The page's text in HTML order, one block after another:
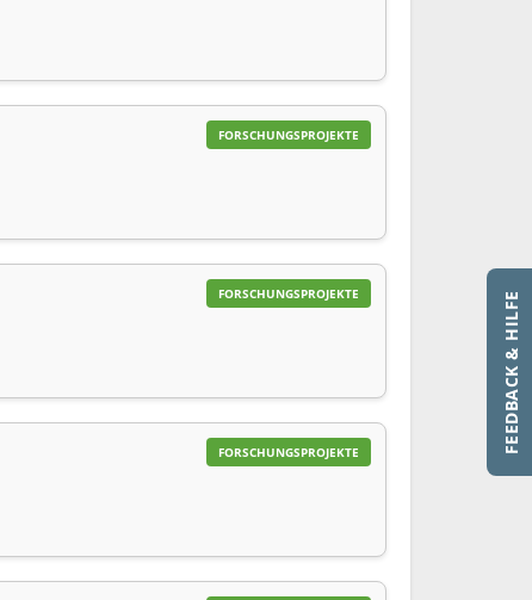
FEEDBACK & HILFE
FORSCHUNGSPROJEKTE
FORSCHUNGSPROJEKTE
FORSCHUNGSPROJEKTE